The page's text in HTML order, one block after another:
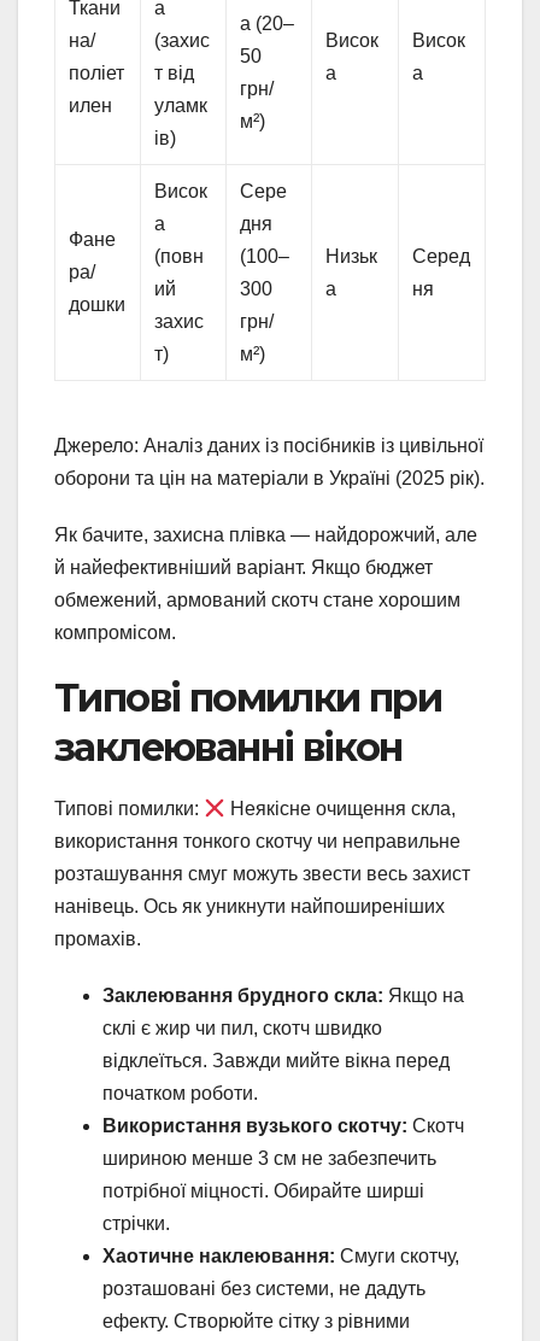
Ткани
на/
поліет
илен
а
(захис
т від
уламк
ів)
а (20–
50
грн/
м²)
Висок
а
Висок
а
Фане
ра/
дошки
Висок
а
(повн
ий
захис
т)
Сере
дня
(100–
300
грн/
м²)
Низьк
а
Серед
ня
Джерело: Аналіз даних із посібників із цивільної
оборони та цін на матеріали в Україні (2025 рік).
Як бачите, захисна плівка — найдорожчий, але
й найефективніший варіант. Якщо бюджет
обмежений, армований скотч стане хорошим
компромісом.
Типові помилки при
заклеюванні вікон
Типові помилки:
Неякісне очищення скла,
використання тонкого скотчу чи неправильне
розташування смуг можуть звести весь захист
нанівець. Ось як уникнути найпоширеніших
промахів.
Заклеювання брудного скла: Якщо на
склі є жир чи пил, скотч швидко
відклеїться. Завжди мийте вікна перед
початком роботи.
Використання вузького скотчу: Скотч
шириною менше 3 см не забезпечить
потрібної міцності. Обирайте ширші
стрічки.
Хаотичне наклеювання: Смуги скотчу,
розташовані без системи, не дадуть
ефекту. Створюйте сітку з рівними